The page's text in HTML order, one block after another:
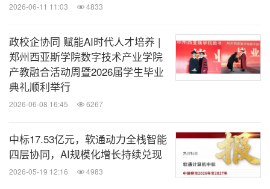
2026-06-11 11:03 4833
政校企协同 赋能AI时代人才培养 |
郑州西亚斯学院数字技术产业学院
产教融合活动周暨2026届学生毕业
典礼顺利举行
2026-06-08 16:45 6267
中标17.53亿元，软通动力全栈智能
四层协同，AI规模化增长持续兑现
2026-05-19 12:16 4983